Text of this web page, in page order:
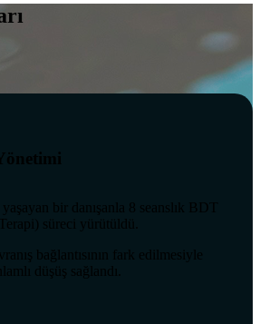
yaşayan bir danışanla 8 seanslık BDT
süreci yürütüldü.
bağlantısının fark edilmesiyle
düşüş sağlandı.